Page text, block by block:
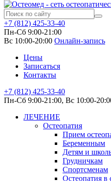
+7 (812) 425-33-40
Пн-Сб 9:00-21:00
Вс 10:00-20:00 Онлайн-запись
Цены
Записаться
Контакты
+7 (812) 425-33-40
Пн-Сб 9:00-21:00, Вс 10:00-
ЛЕЧЕНИЕ
Остеопатия
Прием
Беременным
Детям и
Грудничкам
Спортсменам
Остеопатия в